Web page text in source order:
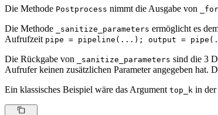
Die Methode Postprocess nimmt die Ausgabe von
Die Methode
_sanitize_parameters ermöglicht es
Aufrufzeit pipe = pipeline(...); output =
Die Rückgabe von
_sanitize_parameters sind die 3
Aufrufer keinen zusätzlichen Parameter angegeben hat.
Ein klassisches Beispiel wäre das Argument top_k in der